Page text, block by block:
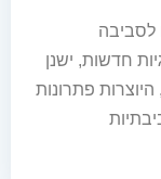
לסביבה
חדשות, ישנן
פתרונות